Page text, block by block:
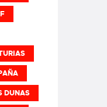
DUNAS